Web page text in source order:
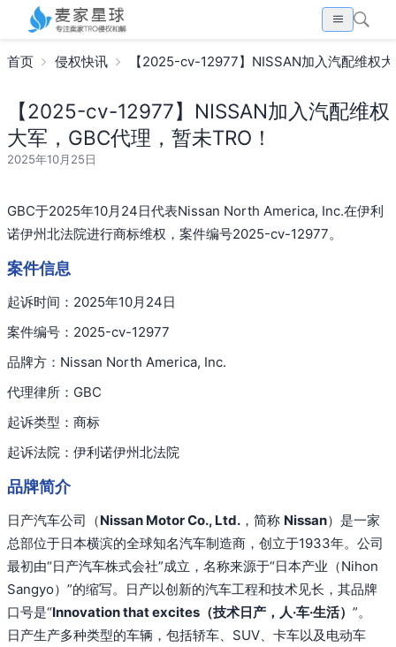
首页 侵权快讯 【2025-cv-12977】NISSAN加入汽配维权
【2025-cv-12977】NISSAN加入汽配维权
大军，GBC代理，暂未TRO！
2025年10月25日
GBC于2025年10月24日代表Nissan North America, Inc.在伊利
诺伊州北法院进行商标维权，案件编号2025-cv-12977。
案件信息
起诉时间：2025年10月24日
案件编号：2025-cv-12977
品牌方：Nissan North America, Inc.
代理律所：GBC
起诉类型：商标
起诉法院：伊利诺伊州北法院
品牌简介
日产汽车公司（Nissan Motor Co., Ltd.，简称 Nissan）是一家
总部位于日本横滨的全球知名汽车制造商，创立于1933年。公司
最初由“日产汽车株式会社”成立，名称来源于“日本产业（Nihon
Sangyo）”的缩写。日产以创新的汽车工程和技术见长，其品牌
口号是“Innovation that excites（技术日产，人·车·生活） ”。
日产生产多种类型的车辆，包括轿车、SUV、卡车以及电动车